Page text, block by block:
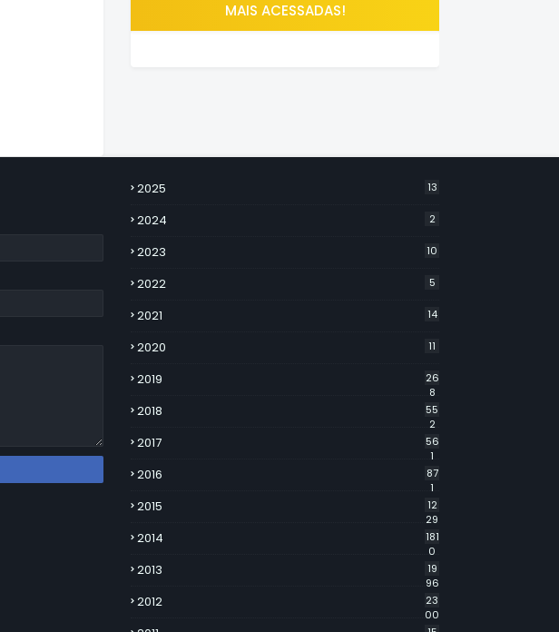
MAIS ACESSADAS!
2025 13
2024 2
2023 10
2022 5
2021 14
2020 11
2019
26
8
2018
55
2
2017
56
1
2016
87
1
2015
12
29
2014
181
0
2013
19
96
2012
23
00